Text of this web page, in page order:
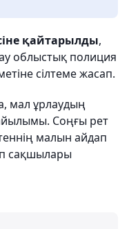
қайтарылды,
облыстық полиция
сілтеме жасап.
мал ұрлаудың
Соңғы рет
малын айдап
сақшылары